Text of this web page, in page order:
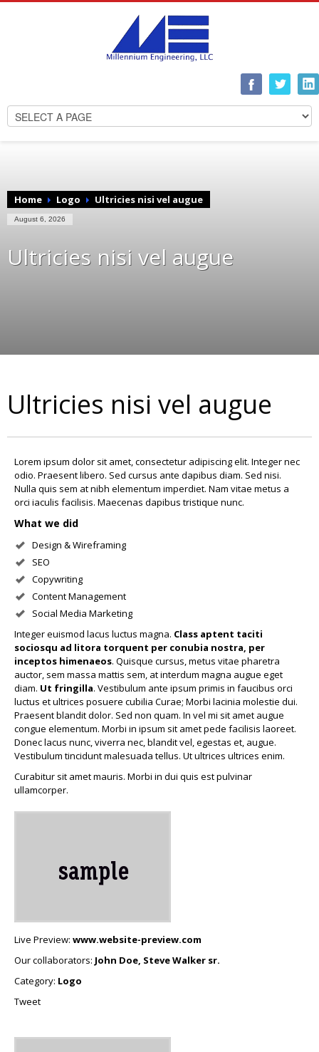
Home Logo Ultricies nisi vel augue
August 6, 2026
Ultricies nisi vel augue
Ultricies nisi vel augue
Lorem ipsum dolor sit amet, consectetur adipiscing elit. Integer nec
odio. Praesent libero. Sed cursus ante dapibus diam. Sed nisi.
Nulla quis sem at nibh elementum imperdiet. Nam vitae metus a
orci iaculis facilisis. Maecenas dapibus tristique nunc.
What we did
Design & Wireframing
SEO
Copywriting
Content Management
Social Media Marketing
Integer euismod lacus luctus magna. Class aptent taciti
sociosqu ad litora torquent per conubia nostra, per
inceptos himenaeos. Quisque cursus, metus vitae pharetra
auctor, sem massa mattis sem, at interdum magna augue eget
diam. Ut fringilla. Vestibulum ante ipsum primis in faucibus orci
luctus et ultrices posuere cubilia Curae; Morbi lacinia molestie dui.
Praesent blandit dolor. Sed non quam. In vel mi sit amet augue
congue elementum. Morbi in ipsum sit amet pede facilisis laoreet.
Donec lacus nunc, viverra nec, blandit vel, egestas et, augue.
Vestibulum tincidunt malesuada tellus. Ut ultrices ultrices enim.
Curabitur sit amet mauris. Morbi in dui quis est pulvinar
ullamcorper.
Live Preview: www.website-preview.com
Our collaborators: John Doe, Steve Walker sr.
Category: Logo
Tweet